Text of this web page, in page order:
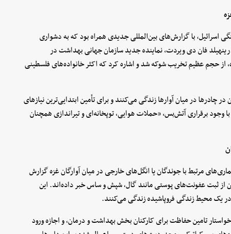
اسرائیل، با گزارش‌های بین‌المللی جدیدی همراه بود که به دشواری
فان دی ویردت، نماینده جدید سازمان جهانی بهداشت در
از حجم عظیم تخریب شوکه شد و اشاره کرد که اکثر خانواده‌های فلسطینی
چادرها در میان آوارها زندگی می‌کنند و برای تأمین ابتدایی‌ترین نیازهای
برقراری آتش‌بس، «حملات هوایی، توپخانه‌ای و تیراندازی همچنان
17 هزار مورد ابتلا به بیماری‌های مرتبط با جوندگان یا انگل‌های خارجی در میان آوارگان غزه گزارش
از مراکز آوارگان از ثبت عفونت‌های پوستی مانند گال، شپش و ساس خبر داده‌اند. این
یک محیط زندگی فروپاشیده زندگی می‌کنند.
تامین حفاظت برای کارکنان بخش بهداشت و درمان، و اجازه ورود